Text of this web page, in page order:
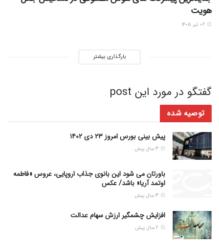
هویت
بارگذاری بیشتر
گفتگو در مورد این post
توصیه شده
پیش بینی بورس امروز ۲۳ دی ۱۴۰۲
باورتان می شود این بانوی جذاب اروپایی، عروس «فاطمه
اوتمد آریا» باشد/ عکس
افزایش چشمگیر ارزش سهام عدالت